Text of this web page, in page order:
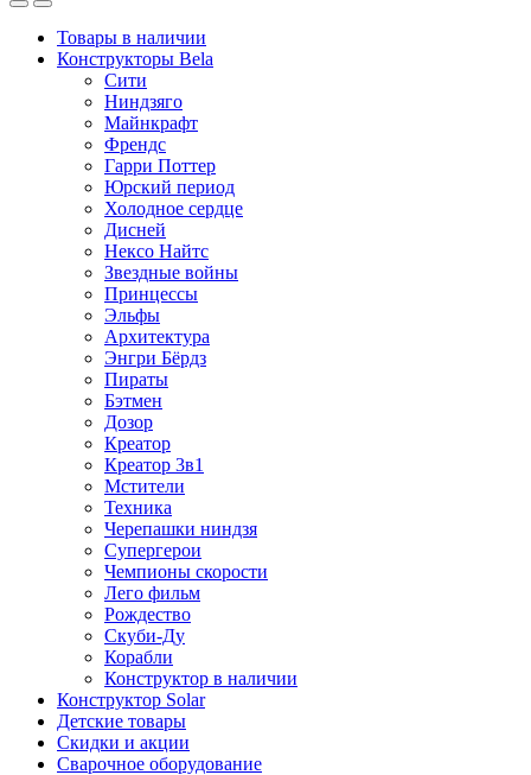
Товары в наличии
Конструкторы Bela
Сити
Ниндзяго
Майнкрафт
Френдс
Гарри Поттер
Юрский период
Холодное сердце
Дисней
Нексо Найтс
Звездные войны
Принцессы
Эльфы
Архитектура
Энгри Бёрдз
Пираты
Бэтмен
Дозор
Креатор
Креатор 3в1
Мстители
Техника
Черепашки ниндзя
Супергерои
Чемпионы скорости
Лего фильм
Рождество
Скуби-Ду
Корабли
Конструктор в наличии
Конструктор Solar
Детские товары
Скидки и акции
Сварочное оборудование